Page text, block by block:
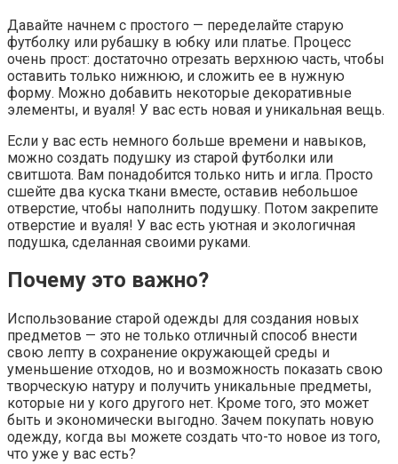
Давайте начнем с простого — переделайте старую
футболку или рубашку в юбку или платье. Процесс
очень прост: достаточно отрезать верхнюю часть, чтобы
оставить только нижнюю, и сложить ее в нужную
форму. Можно добавить некоторые декоративные
элементы, и вуаля! У вас есть новая и уникальная вещь.
Если у вас есть немного больше времени и навыков,
можно создать подушку из старой футболки или
свитшота. Вам понадобится только нить и игла. Просто
сшейте два куска ткани вместе, оставив небольшое
отверстие, чтобы наполнить подушку. Потом закрепите
отверстие и вуаля! У вас есть уютная и экологичная
подушка, сделанная своими руками.
Почему это важно?
Использование старой одежды для создания новых
предметов — это не только отличный способ внести
свою лепту в сохранение окружающей среды и
уменьшение отходов, но и возможность показать свою
творческую натуру и получить уникальные предметы,
которые ни у кого другого нет. Кроме того, это может
быть и экономически выгодно. Зачем покупать новую
одежду, когда вы можете создать что-то новое из того,
что уже у вас есть?